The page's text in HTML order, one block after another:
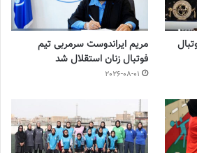
مریم ایراندوست سرمربی تیم
فوتبال زنان استقلال شد
2026-08-01